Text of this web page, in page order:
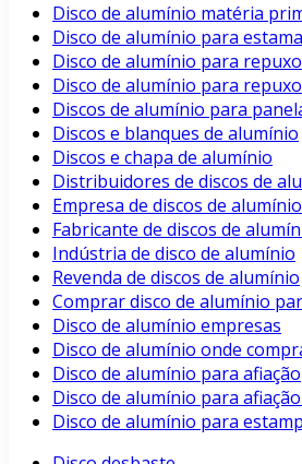
Disco de alumínio matéria
Disco de alumínio para
Disco de alumínio para repuxo
Disco de alumínio para
Discos de alumínio para
Discos e blanques de alumínio
Discos e chapa de alumínio
Distribuidores de discos de
Empresa de discos de alumínio
Fabricante de discos de
Indústria de disco de alumínio
Revenda de discos de alumínio
Comprar disco de alumínio
Disco de alumínio empresas
Disco de alumínio onde
Disco de alumínio para afiação
Disco de alumínio para
Disco de alumínio para